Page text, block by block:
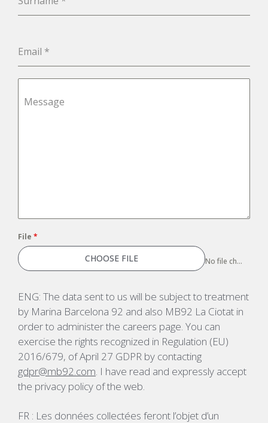
Email *
Message
File *
CHOOSE FILE No file chosen
ENG: The data sent to us will be subject to treatment
by Marina Barcelona 92 and also MB92 La Ciotat in
order to administer the careers page. You can
exercise the rights recognized in Regulation (EU)
2016/679, of April 27 GDPR by contacting
gdpr@mb92.com. I have read and expressly accept
the privacy policy of the web.
FR : Les données collectées feront l’objet d’un